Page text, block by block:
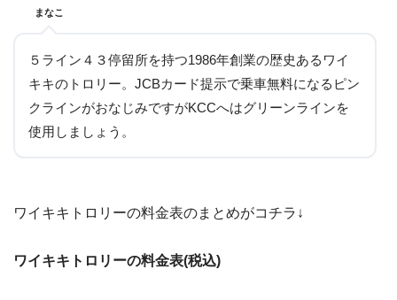
まなこ
５ライン４３停留所を持つ1986年創業の歴史あるワイ
キキのトロリー。JCBカード提示で乗車無料になるピン
クラインがおなじみですがKCCへはグリーンラインを
使用しましょう。
ワイキキトロリーの料金表のまとめがコチラ↓
ワイキキトロリーの料金表(税込)